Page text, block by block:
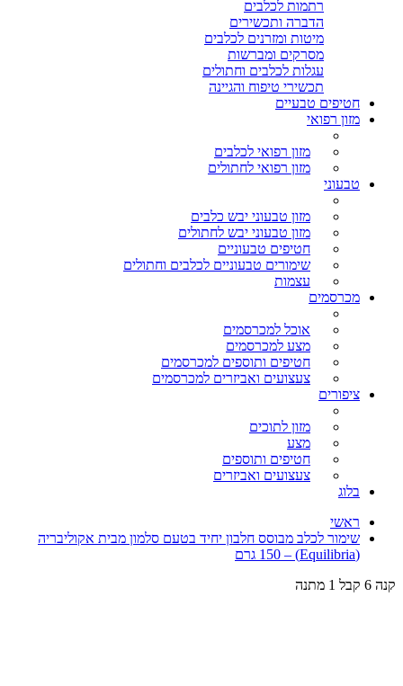
רתמות לכלבים
הדברה ותכשירים
מיטות ומזרנים לכלבים
מסרקים ומברשות
עגלות לכלבים וחתולים
תכשירי טיפוח והגיינה
חטיפים טבעיים
מזון רפואי
מזון רפואי לכלבים
מזון רפואי לחתולים
טבעוני
מזון טבעוני יבש כלבים
מזון טבעוני יבש לחתולים
חטיפים טבעוניים
שימורים טבעוניים לכלבים וחתולים
עצמות
מכרסמים
אוכל למכרסמים
מצע למכרסמים
חטיפים ותוספים למכרסמים
צעצועים ואביזרים למכרסמים
ציפורים
מזון לתוכים
מצע
חטיפים ותוספים
צעצועים ואביזרים
בלוג
ראשי
שימור לכלב מבוסס חלבון יחיד בטעם סלמון מבית אקוליבריה
(Equilibria) – 150 גרם
קנה 6 קבל 1 מתנה